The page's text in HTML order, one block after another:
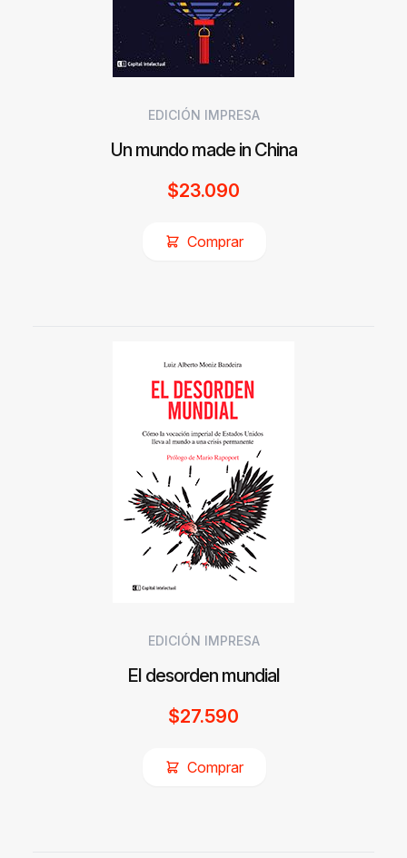
EDICIÓN IMPRESA
Un mundo made in China
$23.090
Comprar
EDICIÓN IMPRESA
El desorden mundial
$27.590
Comprar